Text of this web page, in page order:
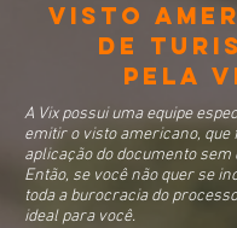
VISTO
DE
pela
A Vix possui uma equipe
emitir o visto americano, que
aplicação do documento sem
Então, se você não quer se
toda a burocracia do
ideal para você.